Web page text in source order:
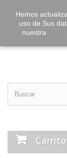
Hemos
uso de Sus
nuestra